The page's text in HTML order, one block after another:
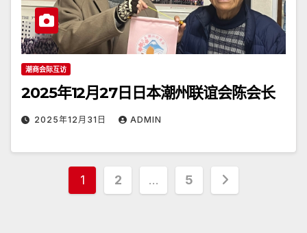
潮商会际互访
2025年12月27日日本潮州联谊会陈会长
2025年12月31日 ADMIN
文
1 2 … 5